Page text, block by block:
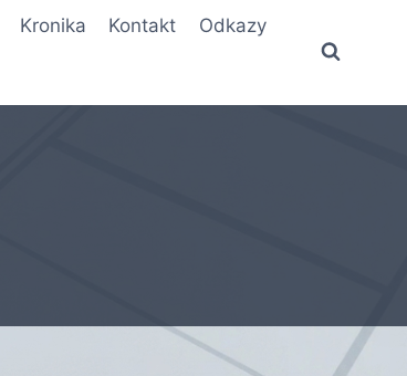
Kronika Kontakt Odkazy